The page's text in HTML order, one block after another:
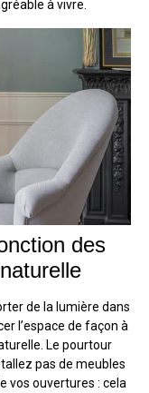
à vivre.
des
de la lumière dans
l’espace de façon à
Le pourtour
pas de meubles
vos ouvertures : cela